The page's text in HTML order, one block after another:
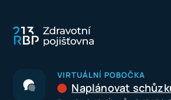
VIRTUÁLNÍ POBOČKA
Naplánovat